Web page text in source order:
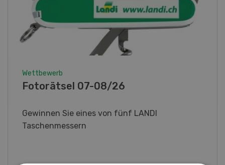
Wettbewerb
Fotorätsel 07-08/26
Gewinnen Sie eines von fünf LANDI
Taschenmessern